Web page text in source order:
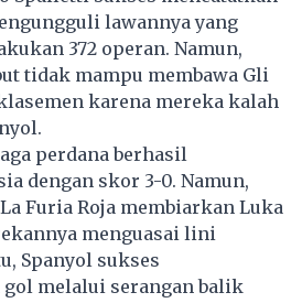
lawannya yang
372 operan. Namun,
tidak mampu membawa Gli
karena mereka kalah
perdana berhasil
dengan skor 3-0. Namun,
Furia Roja membiarkan Luka
menguasai lini
Spanyol sukses
melalui serangan balik